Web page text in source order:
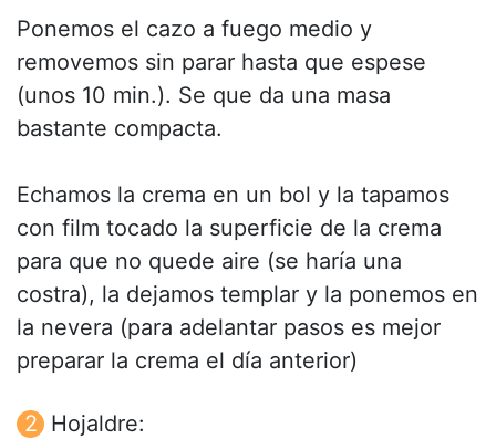
Ponemos el cazo a fuego medio y
removemos sin parar hasta que espese
(unos 10 min.). Se que da una masa
bastante compacta.
Echamos la crema en un bol y la tapamos
con film tocado la superficie de la crema
para que no quede aire (se haría una
costra), la dejamos templar y la ponemos en
la nevera (para adelantar pasos es mejor
preparar la crema el día anterior)
Hojaldre: